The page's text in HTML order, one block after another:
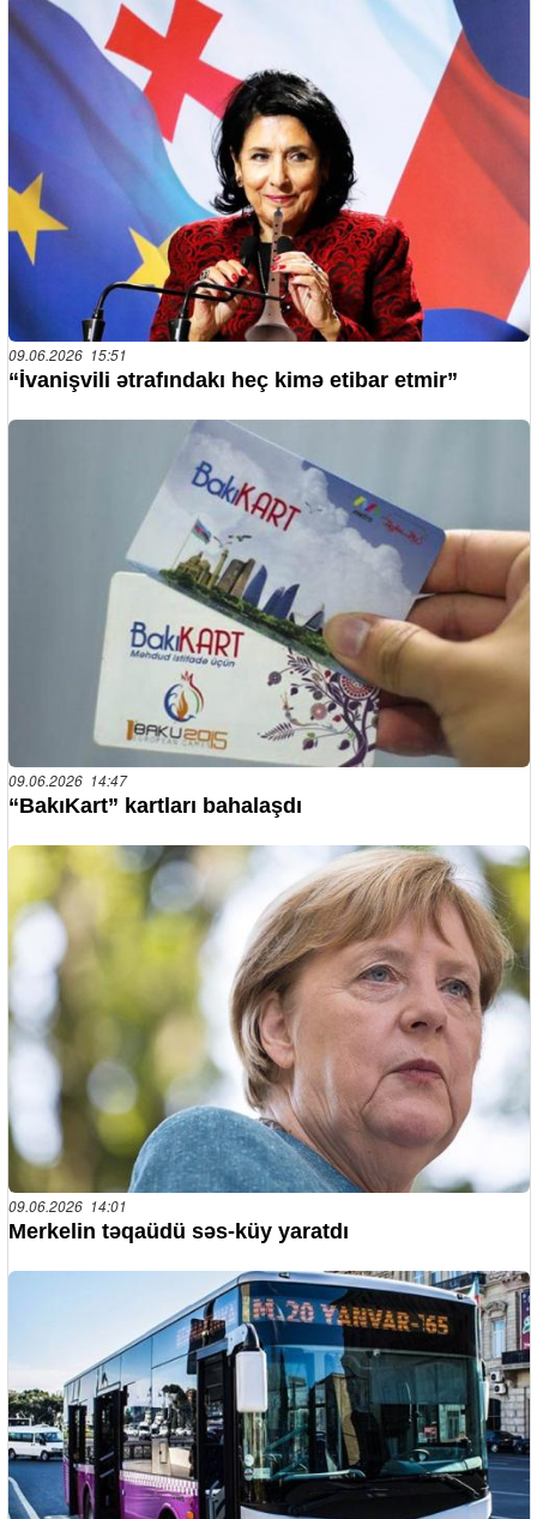
09.06.2026 15:51
“İvanişvili ətrafındakı heç kimə etibar etmir”
09.06.2026 14:47
“BakıKart” kartları bahalaşdı
09.06.2026 14:01
Merkelin təqaüdü səs-küy yaratdı